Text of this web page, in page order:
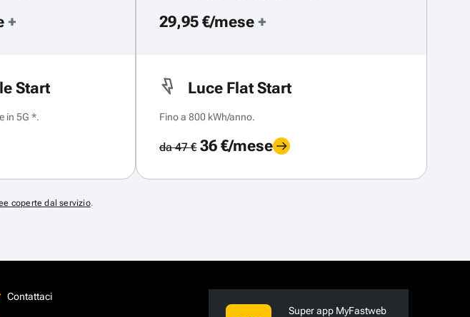
+
Start
in 5G *.
29,95 €/mese +
Luce Flat Start
Fino a 800 kWh/anno.
da 47 €36 €/mese
coperte dal servizio.
Contattaci
Super app MyFastweb